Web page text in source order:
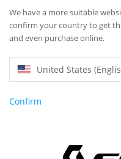
We have a more suitable
confirm your country to get
and even purchase online.
United States
Confirm